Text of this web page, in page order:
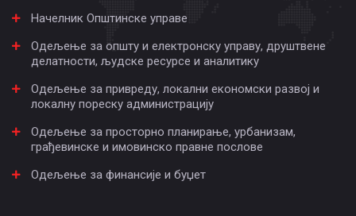
Начелник Општинске управе
Одељење за општу и електронску управу, друштвене
делатности, људске ресурсе и аналитику
Одељење за привреду, локални економски развој и
локалну пореску администрацију
Одељење за просторно планирање, урбанизам,
грађевинске и имовинско правне послове
Одељење за финансије и буџет